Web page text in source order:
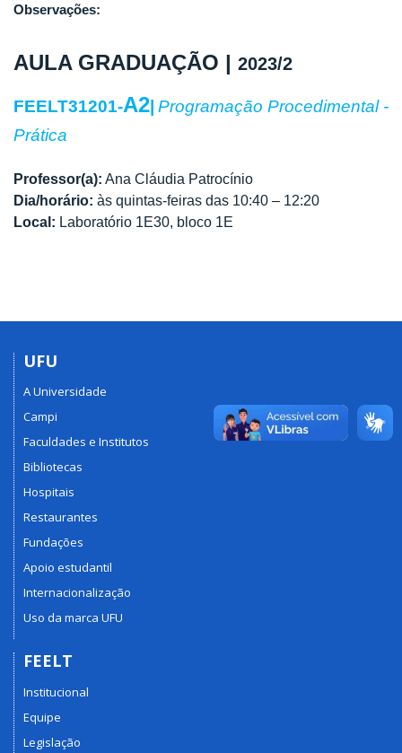
Observações:
AULA GRADUAÇÃO | 2023/2
FEELT31201-A2| Programação Procedimental -
Prática
Professor(a): Ana Cláudia Patrocínio
Dia/horário: às quintas-feiras das 10:40 – 12:20
Local: Laboratório 1E30, bloco 1E
UFU
A Universidade
Campi
Faculdades e Institutos
Bibliotecas
Hospitais
Restaurantes
Fundações
Apoio estudantil
Internacionalização
Uso da marca UFU
FEELT
Institucional
Equipe
Legislação